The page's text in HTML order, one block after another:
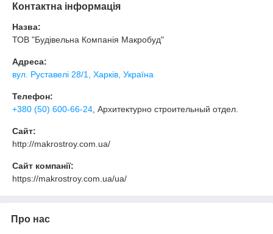
Контактна інформація
Назва:
ТОВ "Будівельна Компанія Макробуд"
Адреса:
вул. Руставелі 28/1, Харків, Україна
Телефон:
+380 (50) 600-66-24 , Архитектурно строительный отдел.
Сайт:
http://makrostroy.com.ua/
Сайт компанії:
https://makrostroy.com.ua/ua/
Про нас